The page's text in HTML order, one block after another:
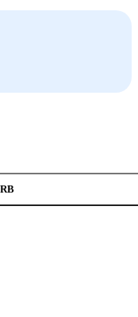
15 Pro Max UWF